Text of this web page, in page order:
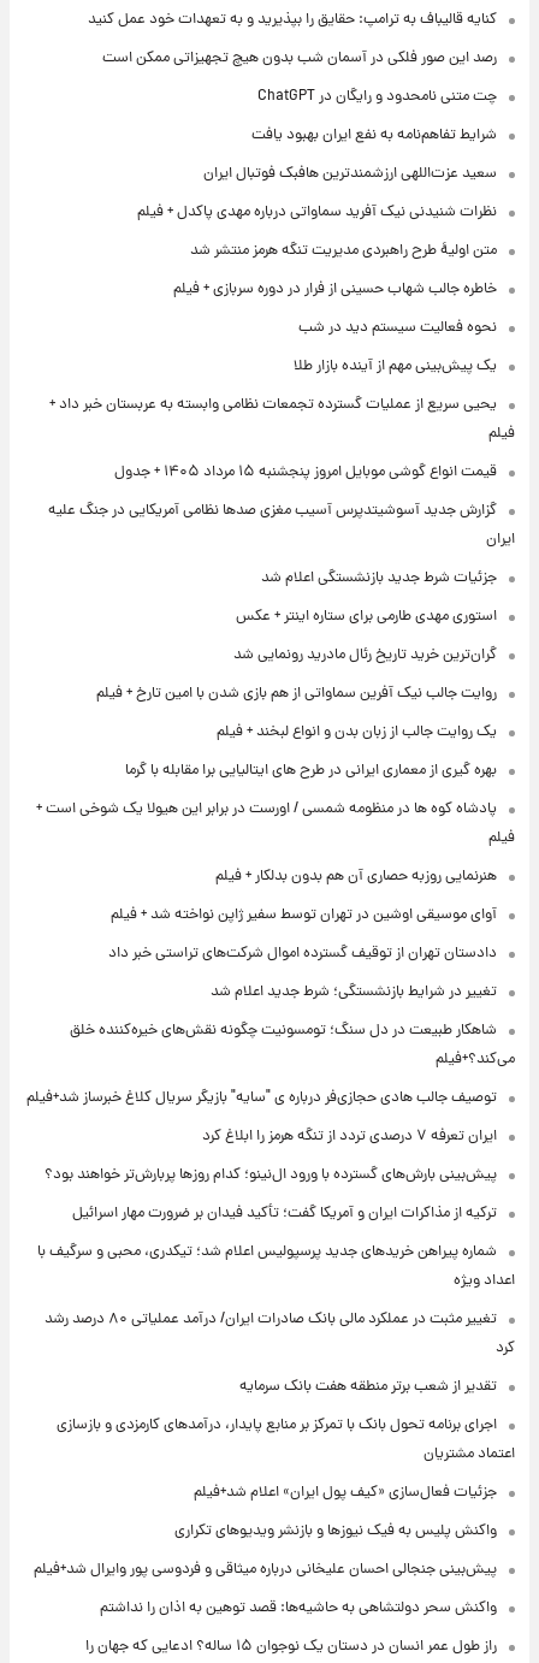
کنایه قالیباف به ترامپ: حقایق را بپذیرید و به تعهدات خود عمل کنید
رصد این صور فلکی در آسمان شب بدون هیچ تجهیزاتی ممکن است
چت متنی نامحدود و رایگان در ChatGPT
شرایط تفاهم‌نامه به نفع ایران بهبود یافت
سعید عزت‌اللهی ارزشمندترین هافبک فوتبال ایران
نظرات شنیدنی نیک آفرید سماواتی درباره مهدی پاکدل + فیلم
متن اولیۀ طرح راهبردی مدیریت تنگه هرمز منتشر شد
خاطره جالب شهاب حسینی از فرار در دوره سربازی + فیلم
نحوه فعالیت سیستم دید در شب
یک پیش‌بینی مهم از آینده بازار طلا
یحیی سریع از عملیات گسترده تجمعات نظامی وابسته به عربستان خبر داد +
فیلم
قیمت انواع گوشی موبایل امروز پنجشنبه ۱۵ مرداد ۱۴۰۵ + جدول
گزارش جدید آسوشیتدپرس آسیب مغزی صدها نظامی آمریکایی در جنگ علیه
ایران
جزئیات شرط جدید بازنشستگی اعلام شد
استوری مهدی طارمی برای ستاره اینتر + عکس
گران‌ترین خرید تاریخ رئال مادرید رونمایی شد
روایت جالب نیک آفرین سماواتی از هم بازی شدن با امین تارخ + فیلم
یک روایت جالب از زبان بدن و انواع لبخند + فیلم
بهره گیری از معماری ایرانی در طرح های ایتالیایی برا مقابله با گرما
پادشاه کوه ها در منظومه شمسی / اورست در برابر این هیولا یک شوخی است +
فیلم
هنرنمایی روزبه حصاری آن هم بدون بدلکار + فیلم
آوای موسیقی اوشین در تهران توسط سفیر ژاپن نواخته شد + فیلم
دادستان تهران از توقیف گسترده اموال شرکت‌های تراستی خبر داد
تغییر در شرایط بازنشستگی؛ شرط جدید اعلام شد
شاهکار طبیعت در دل سنگ؛ تومسونیت چگونه نقش‌های خیره‌کننده خلق
می‌کند؟+فیلم
توصیف جالب هادی حجازی‌فر درباره ی "سایه" بازیگر سریال کلاغ خبرساز شد+فیلم
ایران تعرفه ۷ درصدی تردد از تنگه هرمز را ابلاغ کرد
پیش‌بینی بارش‌های گسترده با ورود ال‌نینو؛ کدام روزها پربارش‌تر خواهند بود؟
ترکیه از مذاکرات ایران و آمریکا گفت؛ تأکید فیدان بر ضرورت مهار اسرائیل
شماره پیراهن خریدهای جدید پرسپولیس اعلام شد؛ تیکدری، محبی و سرگیف با
اعداد ویژه
تغییر مثبت در عملکرد مالی بانک صادرات ایران/ درآمد عملیاتی ۸۰ درصد رشد
کرد
تقدیر از شعب برتر منطقه هفت بانک سرمایه
اجرای برنامه تحول بانک با تمرکز بر منابع پایدار، درآمدهای کارمزدی و بازسازی
اعتماد مشتریان
جزئیات فعال‌سازی «کیف پول ایران» اعلام شد+فیلم
واکنش پلیس به فیک نیوزها و بازنشر ویدیوهای تکراری
پیش‌بینی جنجالی احسان علیخانی درباره میثاقی و فردوسی پور وایرال شد+فیلم
واکنش سحر دولتشاهی به حاشیه‌ها: قصد توهین به اذان را نداشتم
راز طول عمر انسان در دستان یک نوجوان ۱۵ ساله؟ ادعایی که جهان را